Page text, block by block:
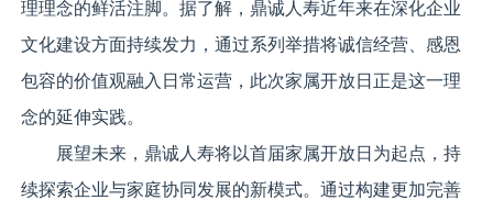
理理念的鲜活注脚。据了解，鼎诚人寿近年来在深化企业
文化建设方面持续发力，通过系列举措将诚信经营、感恩
包容的价值观融入日常运营，此次家属开放日正是这一理
念的延伸实践。
展望未来，鼎诚人寿将以首届家属开放日为起点，持
续探索企业与家庭协同发展的新模式。通过构建更加完善